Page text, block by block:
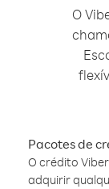
O
Pacotes de
O crédito
adquirir